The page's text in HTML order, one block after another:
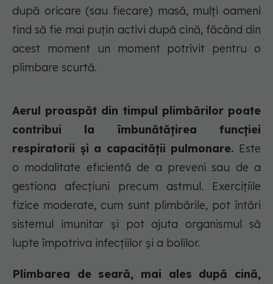
după oricare (sau fiecare) masă, mulți oameni
tind să fie mai puțin activi după cină, făcând din
acest moment un moment potrivit pentru o
plimbare scurtă.
Aerul proaspăt din timpul plimbărilor poate
contribui la îmbunătățirea funcției
respiratorii și a capacității pulmonare. Este
o modalitate eficientă de a preveni sau de a
gestiona afecțiuni precum astmul. Exercițiile
fizice moderate, cum sunt plimbările, pot întări
sistemul imunitar și pot ajuta organismul să
lupte împotriva infecțiilor și a bolilor.
Plimbarea de seară, mai ales după cină,